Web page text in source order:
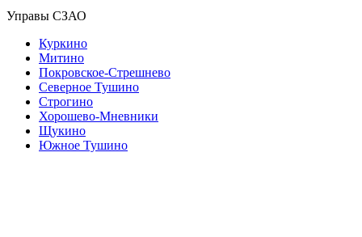
Управы СЗАО
Куркино
Митино
Покровское-Стрешнево
Северное Тушино
Строгино
Хорошево-Мневники
Щукино
Южное Тушино